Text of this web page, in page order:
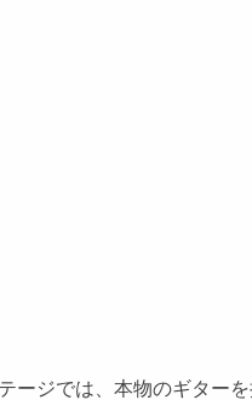
ジでは、本物のギター